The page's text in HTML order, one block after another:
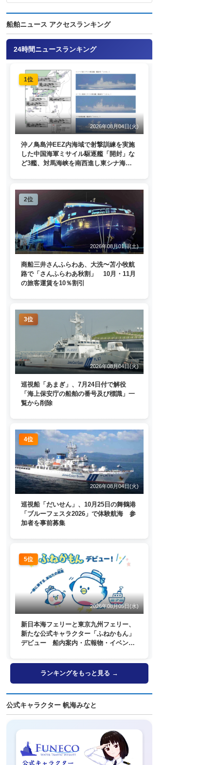
船舶ニュース アクセスランキング
24時間ニュースランキング
1位
2026年08月04日(火)
沖ノ鳥島沖EEZ内海域で射撃訓練を実施
した中国海軍ミサイル駆逐艦「開封」な
ど3艦、対馬海峡を南西進し東シナ海
2位
2026年08月01日(土)
商船三井さんふらわあ、大洗〜苫小牧航
路で「さんふらわあ秋割」 10月・11月
の旅客運賃を10％割引
3位
2026年08月04日(火)
巡視船「あまぎ」、7月24日付で解役
「海上保安庁の船舶の番号及び標識」一
覧から削除
4位
2026年08月04日(火)
巡視船「だいせん」、10月25日の舞鶴港
「ブルーフェスタ2026」で体験航海 参
加者を事前募集
5位
2026年08月05日(水)
新日本海フェリーと東京九州フェリー、
新たな公式キャラクター「ふねかもん」
デビュー 船内案内・広報物・イベン
ランキングをもっと見る →
公式キャラクター 帆海みなと